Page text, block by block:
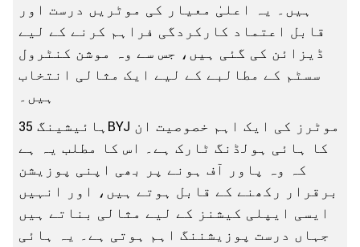
ہیں۔ یہ اعلیٰ معیار کی موٹریں درست اور
قابل اعتماد کارکردگی فراہم کرنے کے لیے
ڈیزائن کی گئی ہیں، جس سے وہ موشن کنٹرول
سسٹم کے مطالبے کے لیے ایک مثالی انتخاب
ہیں۔
ہائیشینگ 35BYJ موٹرز کی ایک اہم خصوصیت ان
کا ہائی ہولڈنگ ٹارک ہے۔ اس کا مطلب یہ ہے
کہ وہ پاور آف ہونے پر بھی اپنی پوزیشن
برقرار رکھنے کے قابل ہوتے ہیں، اور انہیں
ایسی ایپلی کیشنز کے لیے مثالی بناتے ہیں
جہاں درست پوزیشننگ اہم ہوتی ہے۔ یہ ہائی